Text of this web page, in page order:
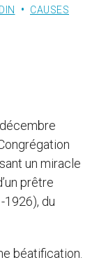
CAUSES
un miracle
prêtre
1926), du
béatification.